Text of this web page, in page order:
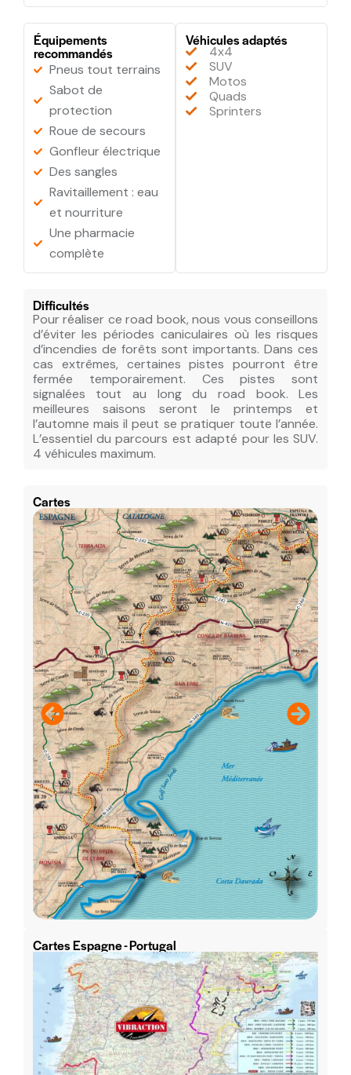
Équipements
recommandés
Pneus tout terrains
Sabot de
protection
Roue de secours
Gonfleur électrique
Des sangles
Ravitaillement : eau
et nourriture
Une pharmacie
complète
Véhicules adaptés
4x4
SUV
Motos
Quads
Sprinters
Difficultés
Pour réaliser ce road book, nous vous conseillons
d’éviter les périodes caniculaires où les risques
d’incendies de forêts sont importants. Dans ces
cas extrêmes, certaines pistes pourront être
fermée temporairement. Ces pistes sont
signalées tout au long du road book. Les
meilleures saisons seront le printemps et
l’automne mais il peut se pratiquer toute l’année.
L’essentiel du parcours est adapté pour les SUV.
4 véhicules maximum.
Cartes
Cartes Espagne - Portugal